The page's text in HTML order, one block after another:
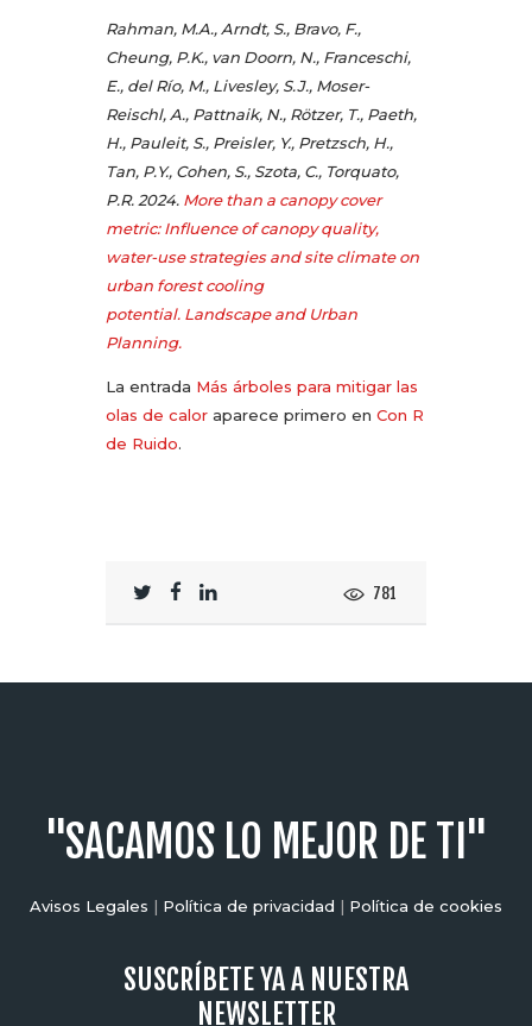
Rahman, M.A., Arndt, S., Bravo, F.,
Cheung, P.K., van Doorn, N., Franceschi,
E., del Río, M., Livesley, S.J., Moser-
Reischl, A., Pattnaik, N., Rötzer, T., Paeth,
H., Pauleit, S., Preisler, Y., Pretzsch, H.,
Tan, P.Y., Cohen, S., Szota, C., Torquato,
P.R. 2024. More than a canopy cover
metric: Influence of canopy quality,
water-use strategies and site climate on
urban forest cooling
potential. Landscape and Urban
Planning.
La entrada Más árboles para mitigar las
olas de calor aparece primero en Con R
de Ruido.
781
"SACAMOS LO MEJOR DE TI"
Avisos Legales | Política de privacidad | Política de cookies
SUSCRÍBETE YA A NUESTRA
NEWSLETTER